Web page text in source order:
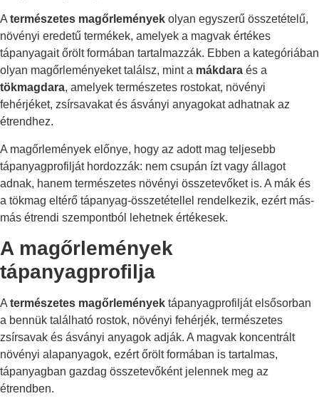
A természetes magőrlemények olyan egyszerű összetételű,
növényi eredetű termékek, amelyek a magvak értékes
tápanyagait őrölt formában tartalmazzák. Ebben a kategóriában
olyan magőrleményeket találsz, mint a mákdara és a
tökmagdara, amelyek természetes rostokat, növényi
fehérjéket, zsírsavakat és ásványi anyagokat adhatnak az
étrendhez.
A magőrlemények előnye, hogy az adott mag teljesebb
tápanyagprofilját hordozzák: nem csupán ízt vagy állagot
adnak, hanem természetes növényi összetevőket is. A mák és
a tökmag eltérő tápanyag-összetétellel rendelkezik, ezért más-
más étrendi szempontból lehetnek értékesek.
A magőrlemények
tápanyagprofilja
A természetes magőrlemények tápanyagprofilját elsősorban
a bennük található rostok, növényi fehérjék, természetes
zsírsavak és ásványi anyagok adják. A magvak koncentrált
növényi alapanyagok, ezért őrölt formában is tartalmas,
tápanyagban gazdag összetevőként jelennek meg az
étrendben.